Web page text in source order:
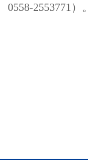
0558-2553771）。